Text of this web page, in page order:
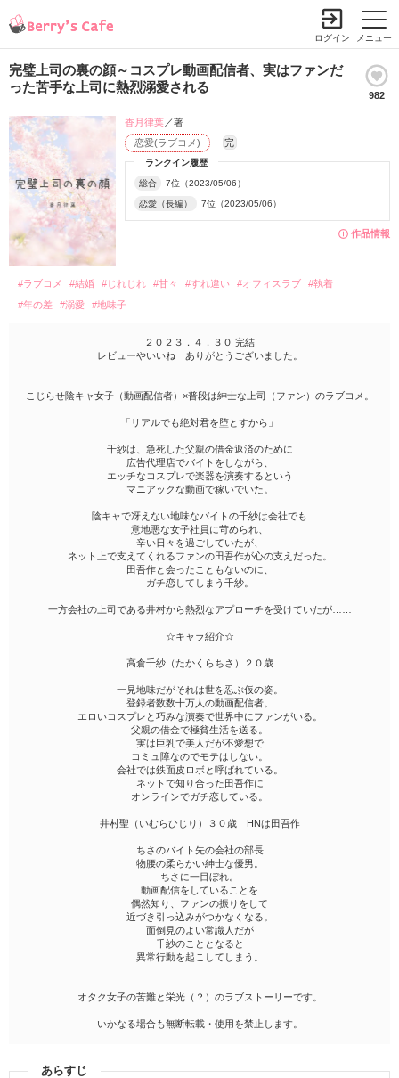
メニュー
ログイン
完璧上司の裏の顔～コスプレ動画配信者、実はファンだ
った苦手な上司に熱烈溺愛される
982
作品情報
ランクイン履歴
総合 7位（2023/05/06）
恋愛（長編） 7位（2023/05/06）
恋愛(ラブコメ) 完
香月律葉／著
#ラブコメ #結婚 #じれじれ #甘々 #すれ違い #オフィスラブ
#執着
#年の差
#溺愛 #地味子
２０２３．４．３０ 完結
レビューやいいね ありがとうございました。
こじらせ陰キャ女子（動画配信者）×普段は紳士な上司（ファン）のラブコメ。
「リアルでも絶対君を堕とすから」
千紗は、急死した父親の借金返済のために
広告代理店でバイトをしながら、
エッチなコスプレで楽器を演奏するという
マニアックな動画で稼いでいた。
陰キャで冴えない地味なバイトの千紗は会社でも
意地悪な女子社員に苛められ、
辛い日々を過ごしていたが、
ネット上で支えてくれるファンの田吾作が心の支えだった。
田吾作と会ったこともないのに、
ガチ恋してしまう千紗。
一方会社の上司である井村から熱烈なアプローチを受けていたが……
☆キャラ紹介☆
高倉千紗（たかくらちさ）２０歳
一見地味だがそれは世を忍ぶ仮の姿。
登録者数数十万人の動画配信者。
エロいコスプレと巧みな演奏で世界中にファンがいる。
父親の借金で極貧生活を送る。
実は巨乳で美人だが不愛想で
コミュ障なのでモテはしない。
会社では鉄面皮ロボと呼ばれている。
ネットで知り合った田吾作に
オンラインでガチ恋している。
井村聖（いむらひじり）３０歳 HNは田吾作
ちさのバイト先の会社の部長
物腰の柔らかい紳士な優男。
ちさに一目ぼれ。
動画配信をしていることを
偶然知り、ファンの振りをして
近づき引っ込みがつかなくなる。
面倒見のよい常識人だが
千紗のこととなると
異常行動を起こしてしまう。
オタク女子の苦難と栄光（？）のラブストーリーです。
いかなる場合も無断転載・使用を禁止します。
あらすじ